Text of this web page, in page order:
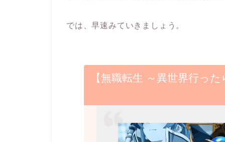
では、早速みていきましょう。
【無職転生 ～異世界行っ